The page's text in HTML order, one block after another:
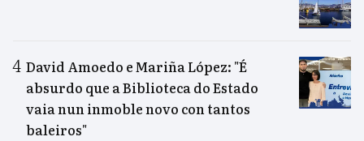
David Amoedo e Mariña López: "É
absurdo que a Biblioteca do Estado
vaia nun inmoble novo con tantos
baleiros"